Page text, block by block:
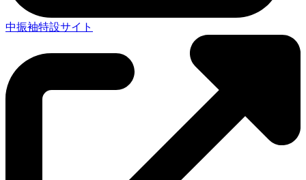
中振袖特設サイト